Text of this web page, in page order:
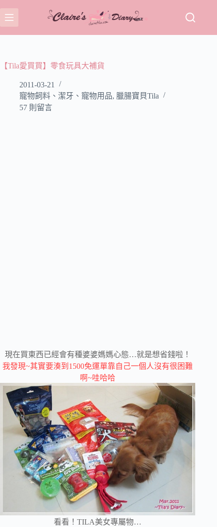
至
主
容【Tila愛買買】零食玩具大補貨
2011-03-21
寵物飼料、潔牙、寵物用品, 臘腸寶貝Tila
57 則留言
現在買東西已經會有種婆婆媽媽心態…就是想省錢啦！
我發現~其實要湊到1500免運單靠自己一個人沒有很困難
啊~哇哈哈
看看！TILA美女專屬物…